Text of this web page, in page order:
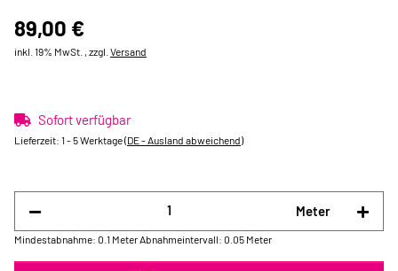
89,00 €
inkl. 19% MwSt. , zzgl. Versand
Sofort verfügbar
Lieferzeit: 1 - 5 Werktage(DE - Ausland abweichend)
Meter
Mindestabnahme: 0.1 Meter Abnahmeintervall: 0.05 Meter